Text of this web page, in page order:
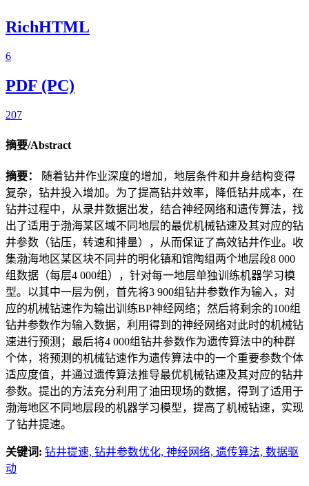
RichHTML
6
PDF (PC)
207
摘要/Abstract
摘要：
随着钻井作业深度的增加，地层条件和井身结构变得
复杂，钻井投入增加。为了提高钻井效率，降低钻井成本，在
钻井过程中，从录井数据出发，结合神经网络和遗传算法，找
出了适用于渤海某区域不同地层的最优机械钻速及其对应的钻
井参数（钻压，转速和排量），从而保证了高效钻井作业。收
集渤海地区某区块不同井的明化镇和馆陶组两个地层段8 000
组数据（每层4 000组），针对每一地层单独训练机器学习模
型。以其中一层为例，首先将3 900组钻井参数作为输入，对
应的机械钻速作为输出训练BP神经网络；然后将剩余的100组
钻井参数作为输入数据，利用得到的神经网络对此时的机械钻
速进行预测；最后将4 000组钻井参数作为遗传算法中的种群
个体，将预测的机械钻速作为遗传算法中的一个重要参数个体
适应度值，并通过遗传算法推导最优机械钻速及其对应的钻井
参数。提出的方法充分利用了油田现场的数据，得到了适用于
渤海地区不同地层段的机器学习模型，提高了机械钻速，实现
了钻井提速。
关键词: 钻井提速, 钻井参数优化, 神经网络, 遗传算法, 数据驱
动